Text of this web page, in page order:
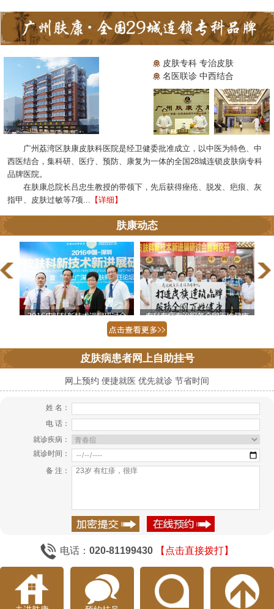
皮肤专科 专治皮肤
名医联诊 中西结合
广州荔湾区肤康皮肤科医院是经卫健委批准成立，以中医为特色、中
西医结合，集科研、医疗、预防、康复为一体的全国28城连锁皮肤病专科
品牌医院。
在肤康总院长吕忠生教授的带领下，先后获得痤疮、脱发、疤痕、灰
指甲、皮肤过敏等7项...
【详细】
肤康动态
皮肤病患者网上自助挂号
网上预约 便捷就医 优先就诊 节省时间
姓 名：
电 话：
就诊疾病：
就诊时间：
备 注：
电话：020-81199430 【点击直接拨打】